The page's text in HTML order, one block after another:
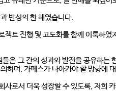
반성의 한 해였습니다.
젝트 진행 및 고도화를 함께 이룩하
은 그 간의 성과와 발전을 공유하는
하며, 카페스가 나아가야 할 방향에
로서 더욱 성장할 수 있도록, 저희